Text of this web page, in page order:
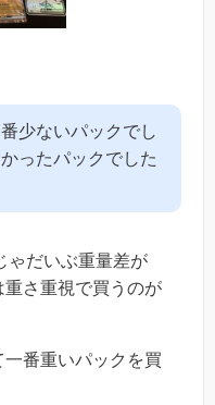
少ないパックでし
ったパックでした
ゃだいぶ重量差が
さ重視で買うのが
番重いパックを買